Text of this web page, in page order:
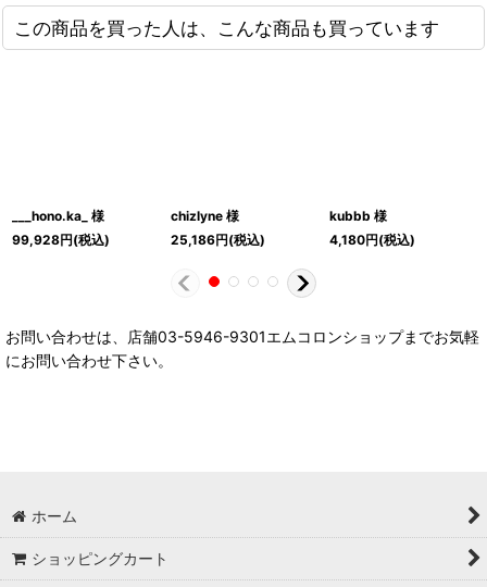
この商品を買った人は、こんな商品も買っています
___hono.ka_ 様
99,928円(税込)
chizlyne 様
25,186円(税込)
kubbb 様
4,180円(税込)
お問い合わせは、店舗03-5946-9301エムコロンショップまでお気軽
にお問い合わせ下さい。
ホーム
ショッピングカート